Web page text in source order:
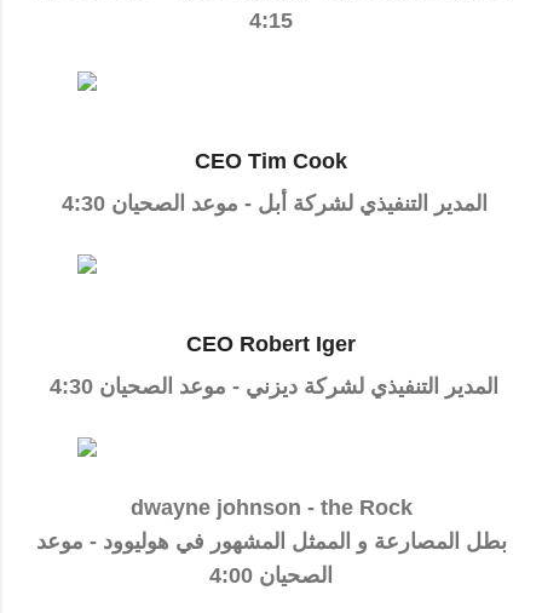
4:15
CEO Tim Cook
المدير التنفيذي لشركة أبل - موعد الصحيان 4:30
CEO Robert Iger
المدير التنفيذي لشركة ديزني - موعد الصحيان 4:30
dwayne johnson - the Rock
بطل المصارعة و الممثل المشهور في هوليوود - موعد
الصحيان 4:00